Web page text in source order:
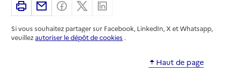
ImprimerPartager par email
Partager sur Facebook
Partager sur X
Si vous souhaitez partager sur Facebook, LinkedIn, X et Whatsapp,
veuillezautoriser le dépôt de cookies .
Haut de page